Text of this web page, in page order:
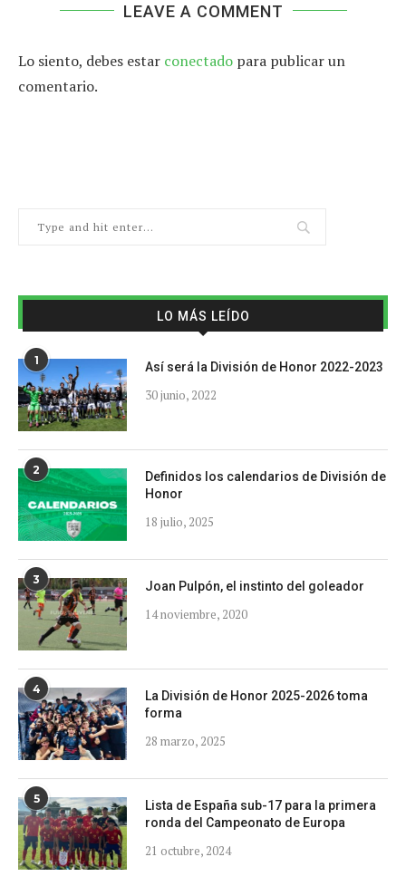
LEAVE A COMMENT
Lo siento, debes estar conectado para publicar un
comentario.
LO MÁS LEÍDO
1 Así será la División de Honor 2022-2023
30 junio, 2022
2
Definidos los calendarios de División de
Honor
18 julio, 2025
3 Joan Pulpón, el instinto del goleador
14 noviembre, 2020
4
La División de Honor 2025-2026 toma
forma
28 marzo, 2025
5
Lista de España sub-17 para la primera
ronda del Campeonato de Europa
21 octubre, 2024